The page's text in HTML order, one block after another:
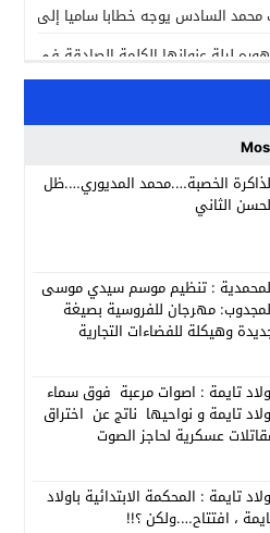
محمد السادس يوجه خطابا ساميا إلى
ليلة عنوانها الكلمة الصادقة في
للتعليم العتيق… منارة تربوية تجمع
عنوان لقاء جمع وفد من جمعية
“حزب الفساد وقياداته انتهى
تارودانت: مسار قضائي راسخ ورؤية
ترقية جديدة في الحركة القضائية
الخصبة….محمد المديوري….ظل
الثاني
: تنظيم موسم سيدي موسى
مهرجان للفروسية بصيغة
وهيكلة للفضاءات التجارية
تايمة : اصوات مرعبة فوق سماء
تايمة و نواحيها ناتج عن اختراق
عسكرية لحاجز الصوت
تايمة : المحكمة الابتدائية باولاد
، افتتاح….ولكن ؟!!